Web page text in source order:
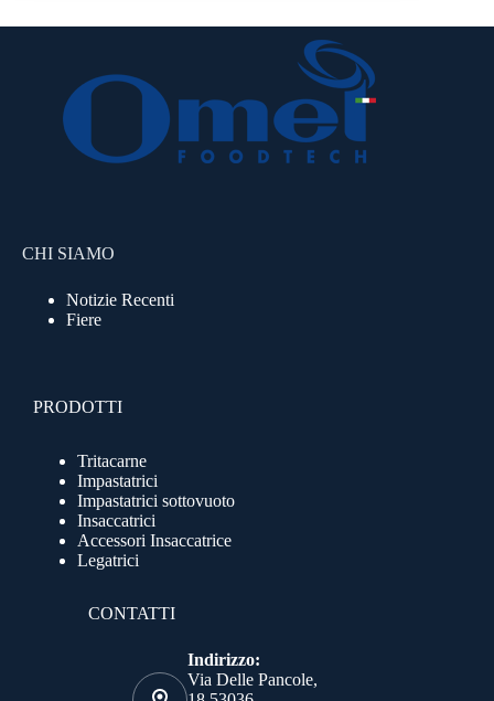
CHI SIAMO
Notizie Recenti
Fiere
PRODOTTI
Tritacarne
Impastatrici
Impastatrici sottovuoto
Insaccatrici
Accessori Insaccatrice
Legatrici
CONTATTI
Indirizzo:
Via Delle Pancole,